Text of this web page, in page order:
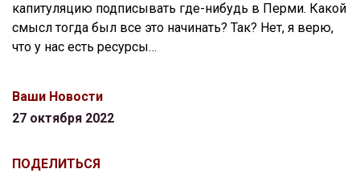
капитуляцию подписывать где-нибудь в Перми. Какой
смысл тогда был все это начинать? Так? Нет, я верю,
что у нас есть ресурсы…
Ваши Новости
27 октября 2022
ПОДЕЛИТЬСЯ